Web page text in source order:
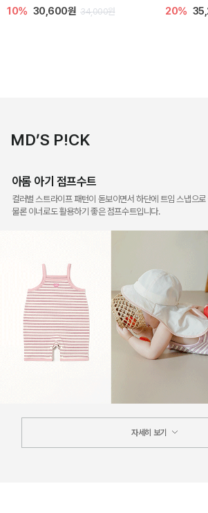
20% 11,200원 14,000원 10%
MD’S P!CK
아롬 아기 점프수트
컬러별 스트라이프 패턴이 돋보이면서 하단에 트임 스냅으
물론 이너로도 활용하기 좋은 점프수트입니다.
자세히 보기